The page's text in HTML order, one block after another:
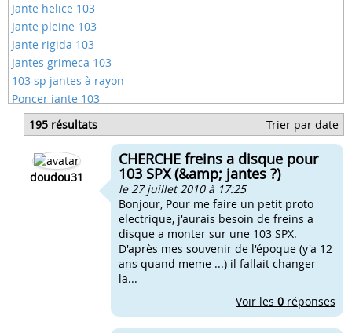
Jante helice 103
Jante pleine 103
Jante rigida 103
Jantes grimeca 103
103 sp jantes à rayon
Poncer jante 103
Taille jante 103
Disque sur jante mbk 51
Comment repeindre des jante de 103 spx
Jante 17 pouces peugeot 103
195 résultats Trier par date
doudou31
CHERCHE freins a disque pour
103 SPX (&amp; jantes ?)
le 27 juillet 2010 à 17:25
Bonjour, Pour me faire un petit proto
electrique, j'aurais besoin de freins a
disque a monter sur une 103 SPX.
D'après mes souvenir de l'époque (y'a 12
ans quand meme ...) il fallait changer
la...
Voir les 0 réponses